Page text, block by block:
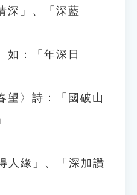
深」、「深藍
如：「年深日
望〉詩：「國破山
人緣」、「深加讚